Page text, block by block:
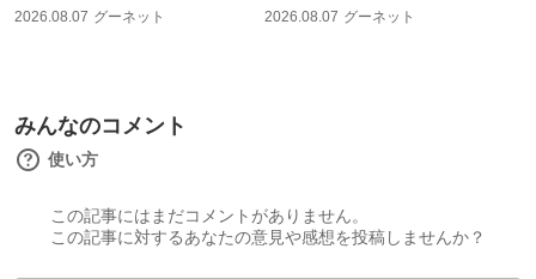
2026.08.07 グーネット 2026.08.07 グーネット
みんなのコメント
使い方
この記事にはまだコメントがありません。
この記事に対するあなたの意見や感想を投稿しませんか？